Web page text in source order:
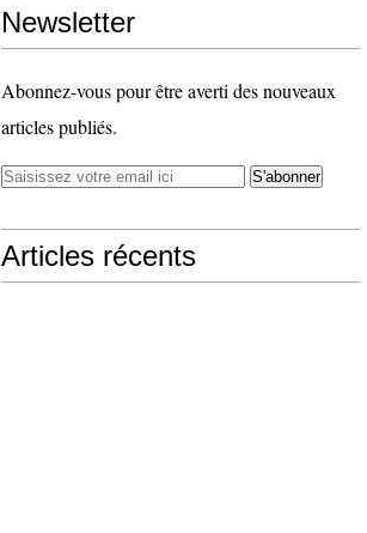
Newsletter
Abonnez-vous pour être averti des nouveaux
articles publiés.
Articles récents